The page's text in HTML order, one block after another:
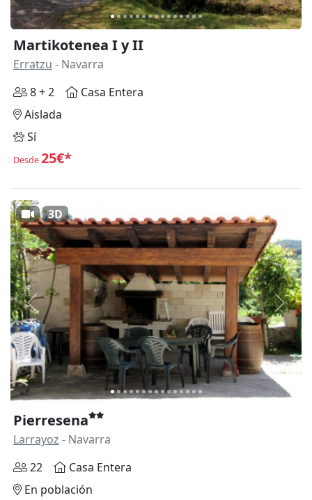
Martikotenea I y II
Erratzu - Navarra
8 + 2
Casa Entera
Aislada
Sí
Desde25€*
Anterior
3D
Pierresena
Larrayoz - Navarra
22
Casa Entera
En población